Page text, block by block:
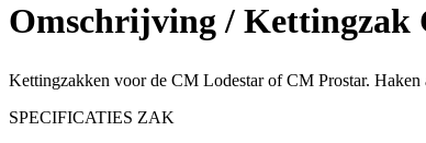
Omschrijving / Kettingzak
Kettingzakken voor de CM Lodestar of CM Prostar.
SPECIFICATIES ZAK